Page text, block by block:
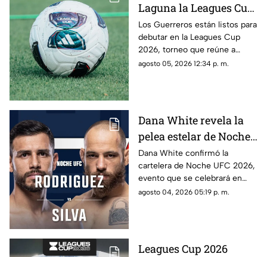
Laguna la Leagues Cup
2026, a qué hora y
contra quiénes?
Los Guerreros están listos para
debutar en la Leagues Cup
2026, torneo que reúne a
clubes de la Liga MX y la MLS.
agosto 05, 2026 12:34 p. m.
Dana White revela la
pelea estelar de Noche
UFC 2026; conoce la
cartelera completa
Dana White confirmó la
cartelera de Noche UFC 2026,
evento que se celebrará en
septiembre en Glendale,
agosto 04, 2026 05:19 p. m.
Leagues Cup 2026